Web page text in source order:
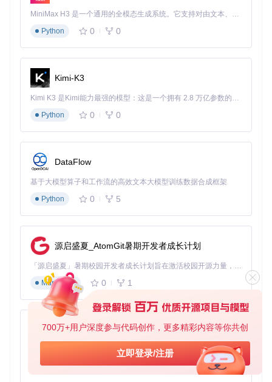
700万+用户深度参与代码创作，更多精彩内容等你共创
立即登录/注册
MiniMax H3 是一个通用的全模态生成系统。它支持对由文本、图像、视频和音频组成的多模态上下文进行统一理解，并能生成分辨率高达 2K、时长可达 15 秒的带原生立体声音频的视频。得益于面向任务泛化的系统设计，H3 在预训练阶段就已具备广泛的多模态上下文理解与生成能力，能够出色地执行复杂的多模态指令。
Python
0 0
Kimi-K3
Kimi K3 是Kimi能力最强的模型：这是一个拥有 2.8 万亿参数的混合专家（MoE）模型，具备原生视觉理解能力，并支持 100 万 token 的上下文窗口。
Python
0 0
DataFlow
基于大模型算子和工作流的高效文本大模型训练数据合成框架
Python
0 5
源启盛夏_AtomGit暑期开发者成长计划
「源启盛夏」暑期校园开发者成长计划旨在激活校园开源力量，通过积分激励、认证扶持、资源倾斜等形式，引导高校组织和开发者完成「入驻 — 建项目 — 做贡献 — 获认证 — 得资源」的完整闭环。无论你是想带领社团入驻平台的组织者，还是希望用代码贡献证明自己的开发者，都能在这里找到属于你的成长路径。
Markdown
0 1
py-xiaozhi
基于Python的Xiaozhi AI，适用于想要完整Xiaozhi体验而无需拥有专用硬件的用户。
Python
0 1